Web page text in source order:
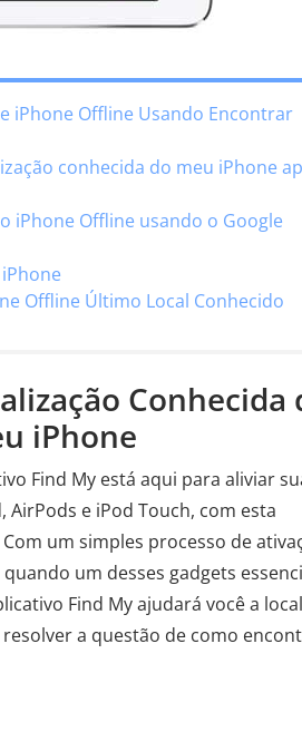
iPhone Offline Usando Encontrar
conhecida do meu iPhone
iPhone Offline usando o Google
Offline Último Local Conhecido
Conhecida
iPhone
Find My está aqui para aliviar
e iPod Touch, com esta
um simples processo de
um desses gadgets
Find My ajudará você a
a questão de como